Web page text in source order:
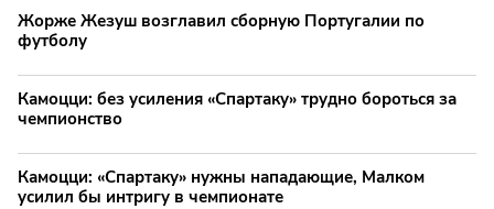
Жорже Жезуш возглавил сборную Португалии по
футболу
Камоцци: без усиления «Спартаку» трудно бороться за
чемпионство
Камоцци: «Спартаку» нужны нападающие, Малком
усилил бы интригу в чемпионате